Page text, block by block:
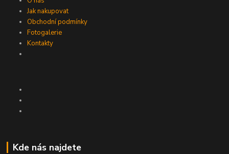
Jak nakupovat
Obchodní podmínky
Fotogalerie
Kontakty
Kde nás najdete